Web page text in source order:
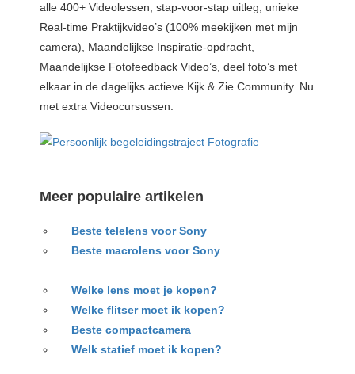
alle 400+ Videolessen, stap-voor-stap uitleg, unieke
Real-time Praktijkvideo’s (100% meekijken met mijn
camera), Maandelijkse Inspiratie-opdracht,
Maandelijkse Fotofeedback Video’s, deel foto’s met
elkaar in de dagelijks actieve Kijk & Zie Community. Nu
met extra Videocursussen.
Meer populaire artikelen
Beste telelens voor Sony
Beste macrolens voor Sony
Welke lens moet je kopen?
Welke flitser moet ik kopen?
Beste compactcamera
Welk statief moet ik kopen?